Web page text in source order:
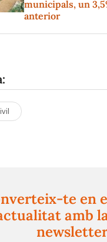
municipals, un
anterior
te en
amb